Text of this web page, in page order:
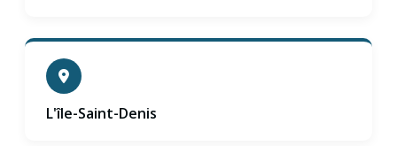
L'île-Saint-Denis